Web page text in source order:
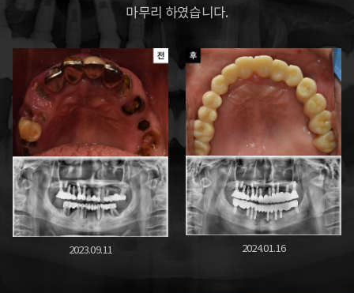
마무리 하였습니다.
2023.09.11 2024.01.16